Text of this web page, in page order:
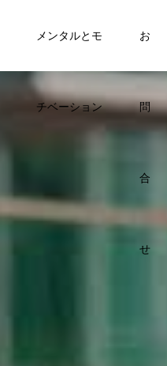
メンタルとモ
チベーション
お
問
合
せ